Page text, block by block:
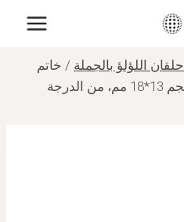
حلقان اللؤلؤ بالجملة / خاتم
لؤلؤة بيضاء طبيعية برّاقة بحجم 13*18 مم، من الدرجة